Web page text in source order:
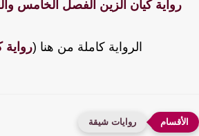
رواية كيان الزين الفصل الخامس والعشرون
الرواية كاملة من هنا (رواية
روايات شيقة